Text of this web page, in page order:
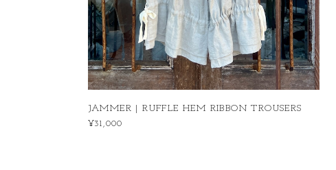
JAMMER | RUFFLE HEM RIBBON TROUSERS
¥31,000